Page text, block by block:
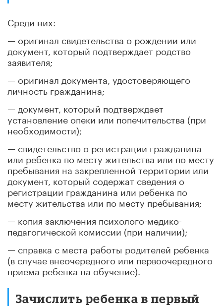
Среди них:
— оригинал свидетельства о рождении или
документ, который подтверждает родство
заявителя;
— оригинал документа, удостоверяющего
личность гражданина;
— документ, который подтверждает
установление опеки или попечительства ‎(при
необходимости);
— свидетельство о регистрации гражданина
или ребенка по месту жительства или по месту
пребывания на закрепленной территории или
документ, который содержат сведения о
регистрации гражданина или ребенка по
месту жительства или по месту пребывания;
— копия заключения психолого-медико-
педагогической комиссии ‎(при наличии);
— справка с места работы родителей ребенка
‎(в случае внеочередного или первоочередного
приема ребенка на обучение).
Зачислить ребенка в первый